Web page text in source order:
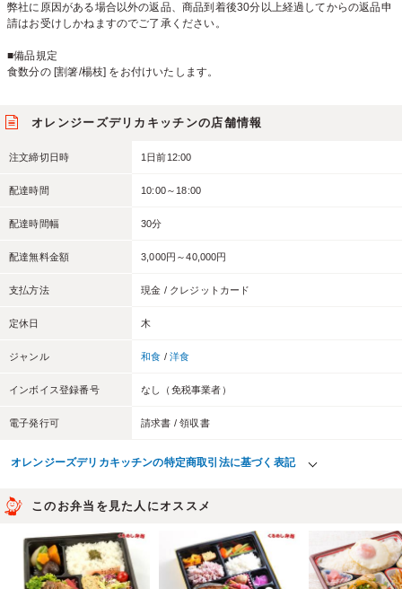
弊社に原因がある場合以外の返品、商品到着後30分以上経過してからの返品申
請はお受けしかねますのでご了承ください。
■備品規定
食数分の [割箸/楊枝] をお付けいたします。
オレンジーズデリカキッチンの店舗情報
注文締切日時 1日前12:00
配達時間 10:00～18:00
配達時間幅 30分
配達無料金額 3,000円～40,000円
支払方法 現金 / クレジットカード
定休日 木
ジャンル 和食 / 洋食
インボイス登録番号 なし（免税事業者）
電子発行可 請求書 / 領収書
オレンジーズデリカキッチンの特定商取引法に基づく表記
このお弁当を見た人にオススメ